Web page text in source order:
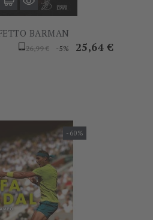
BARMAN
Prezzo
26,99 € -5% Prezzo
25,64 €
-60%